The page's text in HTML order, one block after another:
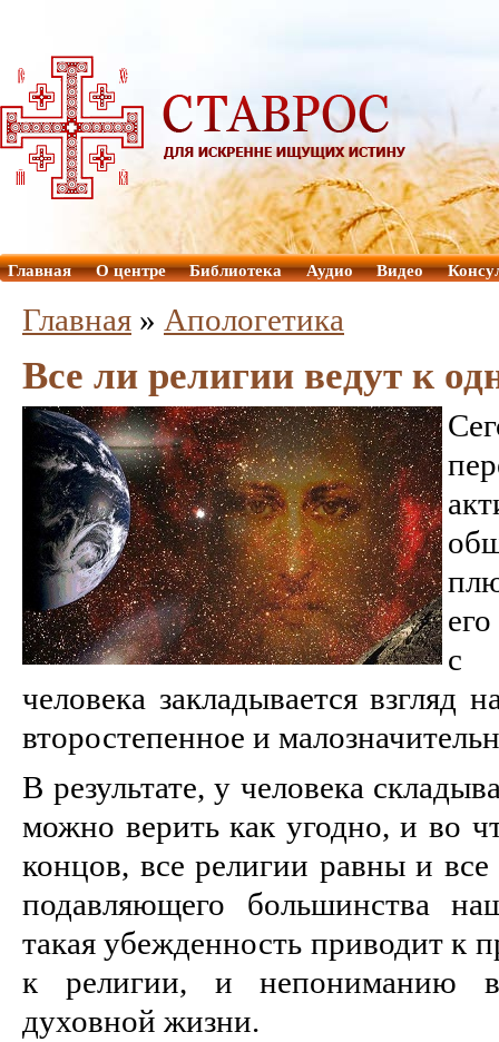
Главная О центре Библиотека Аудио Видео
Главная » Aпологетика
Все ли религии ведут к
с
человека закладывается взгляд
второстепенное и
В результате, у человека
можно верить как угодно, и во
концов, все религии равны и
подавляющего большинства
такая убежденность приводит к
к религии, и непониманию
духовной жизни.